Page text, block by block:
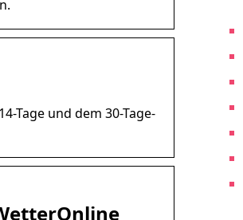
Tage und dem 30-Tage-